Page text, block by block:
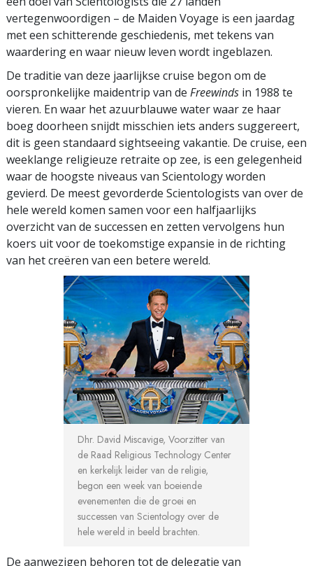
vertegenwoordigen – de Maiden Voyage is een jaardag
met een schitterende geschiedenis, met tekens van
waardering en waar nieuw leven wordt ingeblazen.
De traditie van deze jaarlijkse cruise begon om de
oorspronkelijke maidentrip van de Freewinds in 1988 te
vieren. En waar het azuurblauwe water waar ze haar
boeg doorheen snijdt misschien iets anders suggereert,
dit is geen standaard sightseeing vakantie. De cruise, een
weeklange religieuze retraite op zee, is een gelegenheid
waar de hoogste niveaus van Scientology worden
gevierd. De meest gevorderde Scientologists van over de
hele wereld komen samen voor een halfjaarlijks
overzicht van de successen en zetten vervolgens hun
koers uit voor de toekomstige expansie in de richting
van het creëren van een betere wereld.
Dhr. David Miscavige, Voorzitter van
de Raad Religious Technology Center
en kerkelijk leider van de religie,
begon een week van boeiende
evenementen die de groei en
successen van Scientology over de
hele wereld in beeld brachten.
De aanwezigen behoren tot de delegatie van